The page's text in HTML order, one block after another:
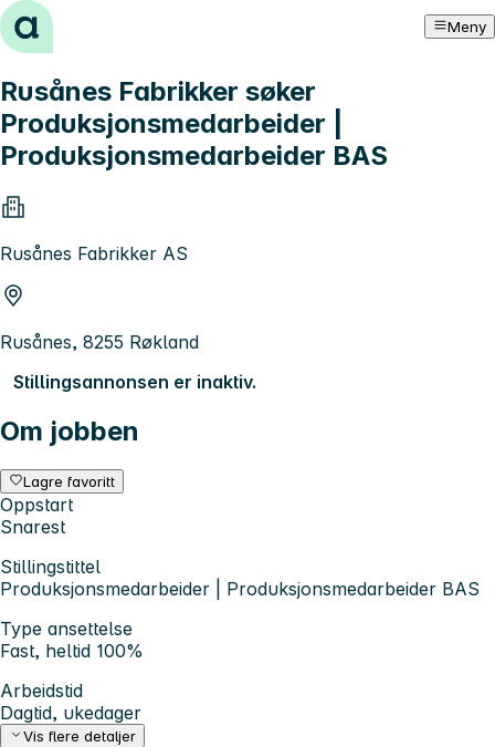
Hopp til innhold Meny
Rusånes Fabrikker søker
Produksjonsmedarbeider |
Produksjonsmedarbeider BAS
Rusånes Fabrikker AS
Rusånes, 8255 Røkland
Stillingsannonsen er inaktiv.
Om jobben
Lagre favoritt
Oppstart
Snarest
Stillingstittel
Produksjonsmedarbeider | Produksjonsmedarbeider BAS
Type ansettelse
Fast, heltid 100%
Arbeidstid
Dagtid, ukedager
Vis flere detaljer